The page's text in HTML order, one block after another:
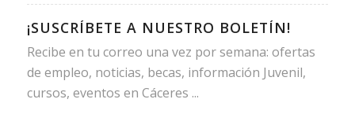
¡SUSCRÍBETE A NUESTRO BOLETÍN!
Recibe en tu correo una vez por semana: ofertas
de empleo, noticias, becas, información Juvenil,
cursos, eventos en Cáceres ...